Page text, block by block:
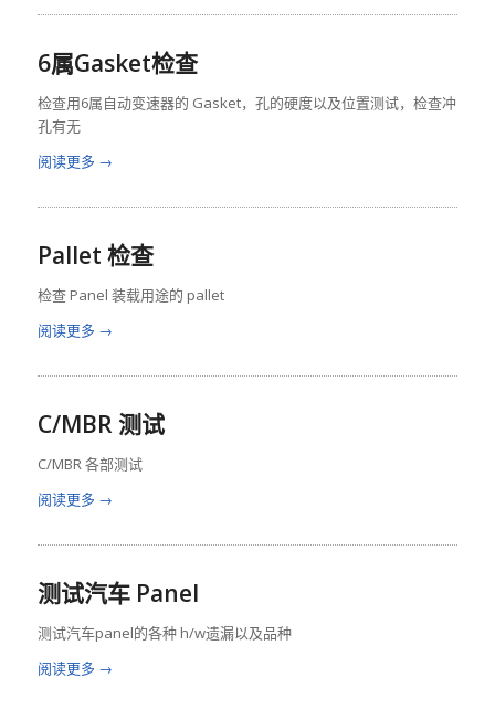
6属Gasket检查
检查用6属自动变速器的 Gasket，孔的硬度以及位置测试，检查冲
孔有无
阅读更多 →
Pallet 检查
检查 Panel 装载用途的 pallet
阅读更多 →
C/MBR 测试
C/MBR 各部测试
阅读更多 →
测试汽车 Panel
测试汽车panel的各种 h/w遗漏以及品种
阅读更多 →